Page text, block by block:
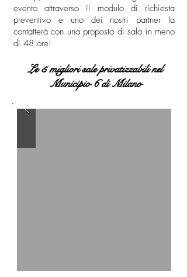
evento attraverso il modulo di richiesta
preventivo e uno dei nostri partner la
contatterà con una proposta di sala in meno
di 48 ore!
Le 5 migliori sale privatizzabili nel
Municipio 6 di Milano